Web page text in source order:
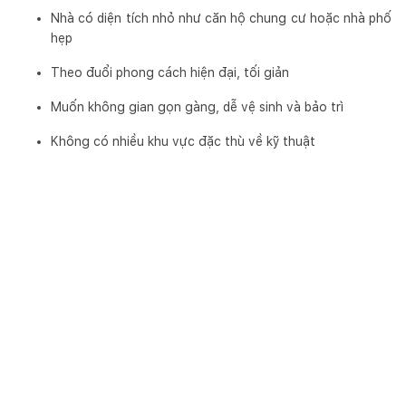
Nhà có diện tích nhỏ như căn hộ chung cư hoặc nhà phố
hẹp
Theo đuổi phong cách hiện đại, tối giản
Muốn không gian gọn gàng, dễ vệ sinh và bảo trì
Không có nhiều khu vực đặc thù về kỹ thuật